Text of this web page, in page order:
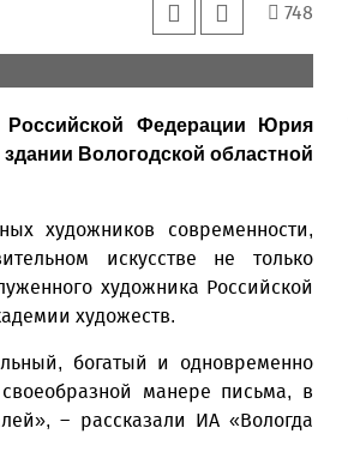
748
Российской Федерации Юрия
Вологодской областной
художников современности,
искусстве не только
художника Российской
художеств.
богатый и одновременно
манере письма, в
– рассказали ИА «Вологда